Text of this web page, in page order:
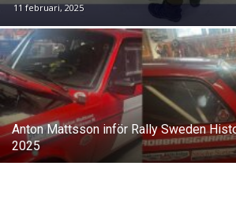
11 februari, 2025
Anton Mattsson inför Rally Sweden
2025